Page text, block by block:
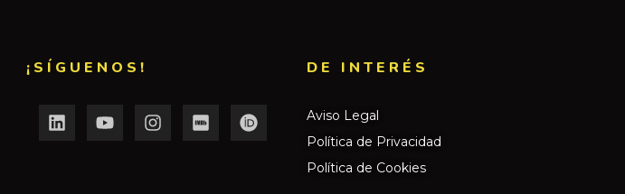
¡SÍGUENOS! DE INTERÉS​
Aviso Legal
Política de Privacidad
Política de Cookies